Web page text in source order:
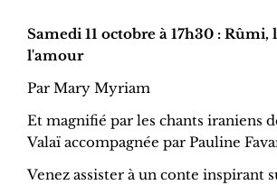
Samedi 11 octobre à 17h30 : Rûmi,
l'amour
Par Mary Myriam
Et magnifié par les chants iraniens
Valaï accompagnée par Pauline
Venez assister à un conte inspirant